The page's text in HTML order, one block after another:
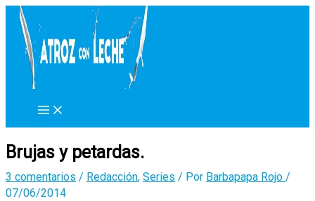
contenido
Brujas y petardas.
3 comentarios / Redacción, Series / Por Barbapapa Rojo /
07/06/2014